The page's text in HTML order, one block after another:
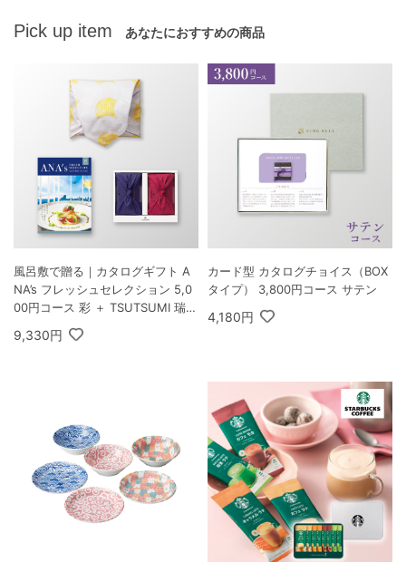
Pick up item あなたにおすすめの商品
風呂敷で贈る｜カタログギフト A
NA’s フレッシュセレクション 5,0
00円コース 彩 ＋ TSUTSUMI 瑞穂
9,330円
カード型 カタログチョイス（BOX
タイプ） 3,800円コース サテン
4,180円